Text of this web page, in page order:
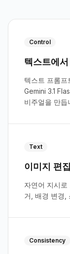
Control
텍스트에
텍스트 프롬프
Gemini 3.1
비주얼을 만듭
Text
이미지 편집
자연어 지시로
거, 배경 변경,
Consistency